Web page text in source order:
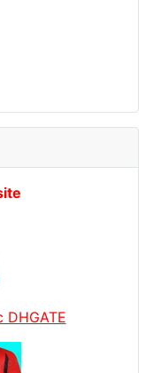
DHGATE